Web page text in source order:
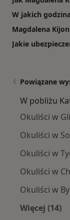
W jakich
Magdalena
Jakie
Powiązane
W pobliżu
Okuliści w
Okuliści w
Okuliści w
Okuliści w
Okuliści w
Więcej (14)